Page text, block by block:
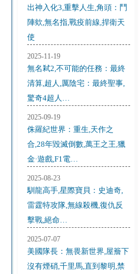
出神入化3,重擊人生,角頭：鬥
陣欸,無名指,戰疫前線,捍衛天
使
2025-11-19
無名弒2,不可能的任務：最終
清算,超人,厲陰宅：最終聖事,
驚奇4超人…
2025-09-19
侏羅紀世界：重生,天作之
合,28年毀滅倒數,萬王之王,獵
金·遊戲,F1電…
2025-08-23
馴龍高手,星際寶貝：史迪奇,
雷霆特攻隊,無線殺機,復仇反
擊戰,絕命…
2025-07-07
美國隊長：無畏新世界,屋簷下
沒有煙硝,千里馬,直到黎明,禁